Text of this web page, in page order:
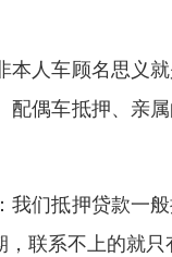
人车顾名思义
偶车抵押、亲
们抵押贷款一
联系不上的就只